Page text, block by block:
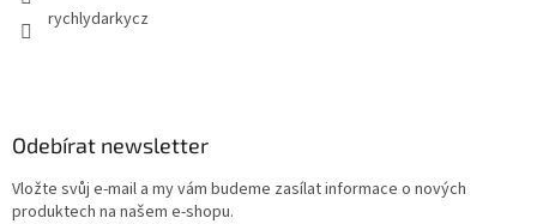
rychlydarkycz
Odebírat newsletter
Vložte svůj e-mail a my vám budeme zasílat informace o nových
produktech na našem e-shopu.